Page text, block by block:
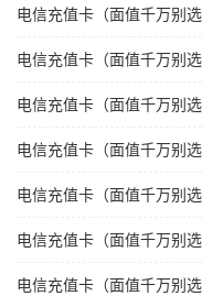
电信充值卡（面值千万别
电信充值卡（面值千万别
电信充值卡（面值千万别
电信充值卡（面值千万别
电信充值卡（面值千万别
电信充值卡（面值千万别
电信充值卡（面值千万别